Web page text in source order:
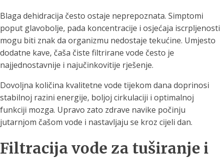
Blaga dehidracija često ostaje neprepoznata. Simptomi
poput glavobolje, pada koncentracije i osjećaja iscrpljenosti
mogu biti znak da organizmu nedostaje tekućine. Umjesto
dodatne kave, čaša čiste filtrirane vode često je
najjednostavnije i najučinkovitije rješenje.
Dovoljna količina kvalitetne vode tijekom dana doprinosi
stabilnoj razini energije, boljoj cirkulaciji i optimalnoj
funkciji mozga. Upravo zato zdrave navike počinju
jutarnjom čašom vode i nastavljaju se kroz cijeli dan.
Filtracija vode za tuširanje i